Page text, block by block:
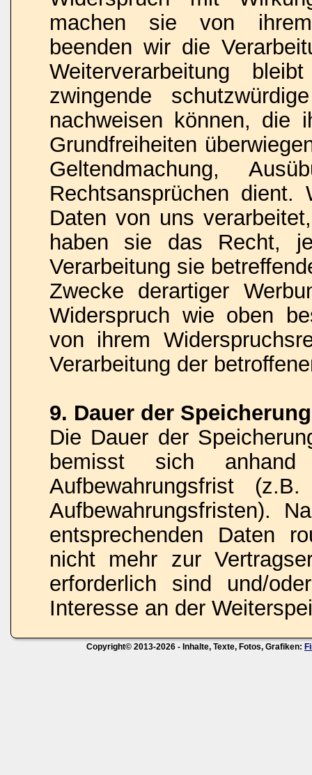
machen sie von ihrem
beenden wir die
Weiterverarbeitung
zwingende
nachweisen können, die
Grundfreiheiten
Geltendmachung,
Rechtsansprüchen dient.
Daten von uns
haben sie das Recht,
Verarbeitung sie
Zwecke derartiger
Widerspruch wie oben
von ihrem
Verarbeitung der
9. Dauer der
Die Dauer der
bemisst sich anhand
Aufbewahrungsfrist
Aufbewahrungsfristen).
entsprechenden Daten
nicht mehr zur
erforderlich sind und/
Interesse an der
Copyright© 2013-2026 - Inhalte, Texte, Fotos, Grafiken: